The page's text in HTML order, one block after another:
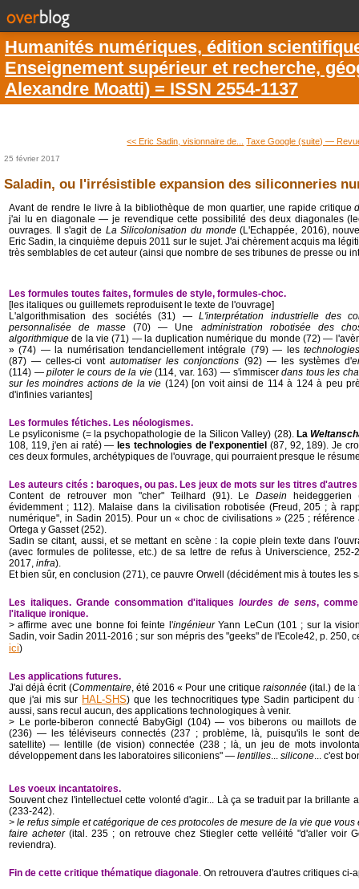
Humanités numériques, édition
Enseignement supérieur et recherche,
Alexandre Moatti) = ISSN 2554-1137
<< Eric Sadin, visionnaire de... Taxe Google (suite) ―
25 février 2017
Saladin, ou l'irrésistible expansion des siliconneries
Avant de rendre le livre à la bibliothèque de mon quartier, une rapide critique
j'ai lu en diagonale ― je revendique cette possibilité des deux diagonales
ouvrages. Il s'agit de La Silicolonisation du monde(L'Echappée, 2016),
Eric Sadin, la cinquième depuis 2011 sur le sujet. J'ai chèrement acquis ma
très semblables de cet auteur (ainsi que nombre de ses tribunes de presse ou
Les formules toutes faites, formules de style, formules-choc.
[les italiques ou guillemets reproduisent le texte de l'ouvrage]
L'algorithmisation des sociétés (31) ―L'interprétation industrielle des
personnalisée de masse (70) ― Une administration robotisée des
algorithmique de la vie (71) ― la duplication numérique du monde (72) ―
» (74) ― la numérisation tendanciellement intégrale (79) ― les
(87) ― celles-ci vontautomatiser les conjonctions (92) ― les systèmes d'
(114) ―piloter le cours de la vie(114, var. 163) ― s'immiscerdans tous les
sur les moindres actions de la vie (124) [on voit ainsi de 114 à 124 à peu
d'infinies variantes]
Les formules fétiches. Les néologismes.
Le psyliconisme (= la psychopathologie de la Silicon Valley) (28). La
108, 119, j'en ai raté) ―les technologies de l'exponentiel (87, 92, 189). Je
ces deux formules, archétypiques de l'ouvrage, qui pourraient presque le
Les auteurs cités : baroques, ou pas. Les jeux de mots sur les titres
Content de retrouver mon "cher" Teilhard (91). LeDasein
heideggerien
évidemment ; 112). Malaise dans la civilisation robotisée (Freud, 205 ; à
numérique", in Sadin 2015). Pour un « choc de civilisations » (225 ;
Ortega y Gasset (252).
Sadin se citant, aussi, et se mettant en scène : la copie plein texte dans
(avec formules de politesse, etc.) de sa lettre de refus à Universcience,
2017, infra).
Et bien sûr, en conclusion (271), ce pauvre Orwell (décidément mis à toutes les
Les italiques. Grande consommation d'italiques lourdes de sens,
l'italique ironique.
> affirme avec une bonne foi feinte l'ingénieurYann LeCun (101 ; sur la
Sadin, voir Sadin 2011-2016 ; sur son mépris des "geeks" de l'Ecole42, p. 250,
ici)
Les applications futures.
J'ai déjà écrit (Commentaire, été 2016 « Pour une critiqueraisonnée (ital.) de la
que j'ai mis sur HAL-SHS) que les technocritiques type Sadin participent du
aussi, sans recul aucun, des applications technologiques à venir.
> Le porte-biberon connecté BabyGigl (104) ― vos biberons ou maillots
(236) ― les téléviseurs connectés (237 ; problème, là, puisqu'ils le sont
satellite) ― lentille (de vision) connectée (238 ; là, un jeu de mots
développement dans les laboratoires siliconiens" ― lentilles... silicone... c'est
Les voeux incantatoires.
Souvent chez l'intellectuel cette volonté d'agir... Là ça se traduit par la brillante
(233-242).
> le refus simple et catégorique de ces protocoles de mesure de la vie que
faire acheter(ital. 235 ; on retrouve chez Stiegler cette velléité "d'aller voir
reviendra).
Fin de cette critique thématique diagonale. On retrouvera d'autres critiques ci-